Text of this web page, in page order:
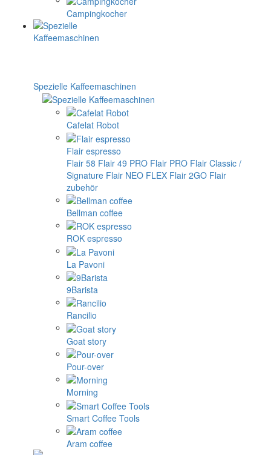
Campingkocher
Spezielle Kaffeemaschinen
Cafelat Robot
Flair espresso
Flair 58 Flair 49 PRO Flair PRO Flair Classic /
Signature Flair NEO FLEX Flair 2GO Flair
zubehör
Bellman coffee
ROK espresso
La Pavoni
9Barista
Rancilio
Goat story
Pour-over
Morning
Smart Coffee Tools
Aram coffee